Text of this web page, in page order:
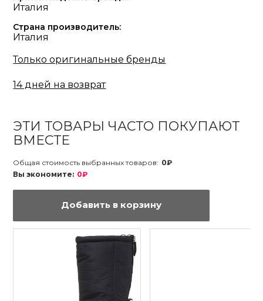
Италия
Страна производитель:
Италия
Только оригинальные бренды
14 дней на возврат
ЭТИ ТОВАРЫ ЧАСТО ПОКУПАЮТ
ВМЕСТЕ
Общая стоимость выбранных товаров: 0₽
Вы экономите: 0₽
Добавить в корзину